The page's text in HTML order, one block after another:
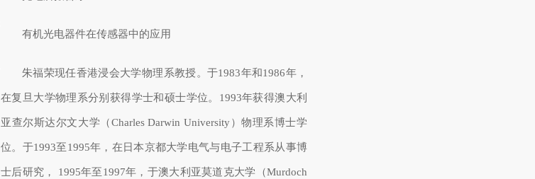
有机光电器件在传感器中的应用
朱福荣现任香港浸会大学物理系教授。于1983年和1986年，
在复旦大学物理系分别获得学士和硕士学位。1993年获得澳大利
亚查尔斯达尔文大学（Charles Darwin University）物理系博士学
位。于1993至1995年，在日本京都大学电气与电子工程系从事博
士后研究， 1995年至1997年，于澳大利亚莫道克大学（Murdoch